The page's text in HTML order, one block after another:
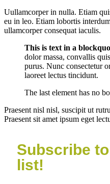
Uullamcorper in nulla. Etiam
eu in leo. Etiam lobortis
ullamcorper consequat iaculis.
This is text in a
dolor massa, convallis
purus. Nunc consectetur
laoreet lectus tincidunt.
The last element has no
Praesent nisl nisl, suscipit ut
Praesent sit amet ipsum eget
Subscribe
list!